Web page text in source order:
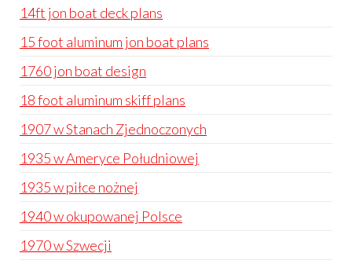
14ft jon boat deck plans
15 foot aluminum jon boat plans
1760 jon boat design
18 foot aluminum skiff plans
1907 w Stanach Zjednoczonych
1935 w Ameryce Południowej
1935 w piłce nożnej
1940 w okupowanej Polsce
1970 w Szwecji